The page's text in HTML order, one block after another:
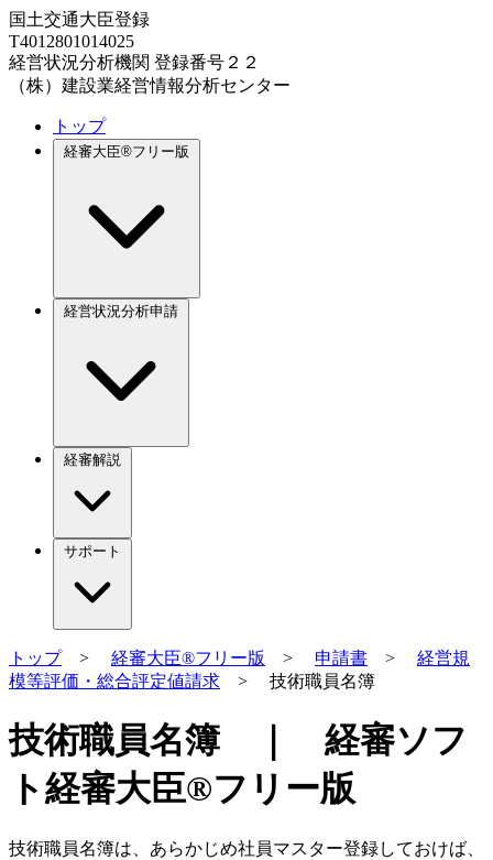
国土交通大臣登録
T4012801014025
経営状況分析機関 登録番号２２
（株）建設業経営情報分析センター
トップ
経審大臣®フリー版
経営状況分析申請
経審解説
サポート
トップ> 経審大臣®フリー版 > 申請書 > 経営規
模等評価・総合評定値請求 > 技術職員名簿
技術職員名簿 ｜ 経審ソフ
ト経審大臣®フリー版
技術職員名簿は、あらかじめ社員マスター登録しておけば、